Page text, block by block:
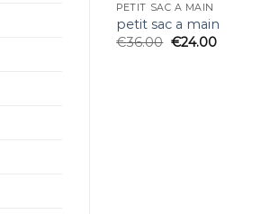
PETIT SAC A MAIN
petit sac a main
€36.00 €24.00